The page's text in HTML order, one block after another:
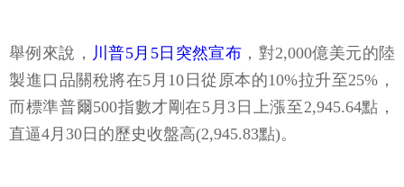
舉例來說， 川普5月5日突然宣布 ，對2,000億美元的陸
製進口品關稅將在5月10日從原本的10%拉升至25%，
而標準普爾500指數才剛在5月3日上漲至2,945.64點，
直逼4月30日的歷史收盤高(2,945.83點)。